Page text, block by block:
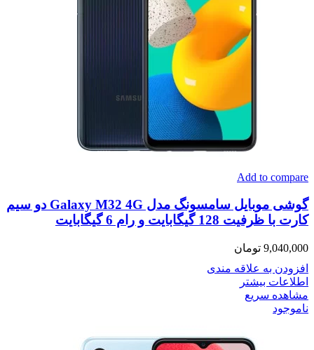
Add to compare
گوشی موبایل سامسونگ مدل Galaxy M32 4G دو سیم
کارت با ظرفیت 128 گیگابایت و رام 6 گیگابایت
9,040,000 تومان
افزودن به علاقه مندی
اطلاعات بیشتر
مشاهده سریع
ناموجود